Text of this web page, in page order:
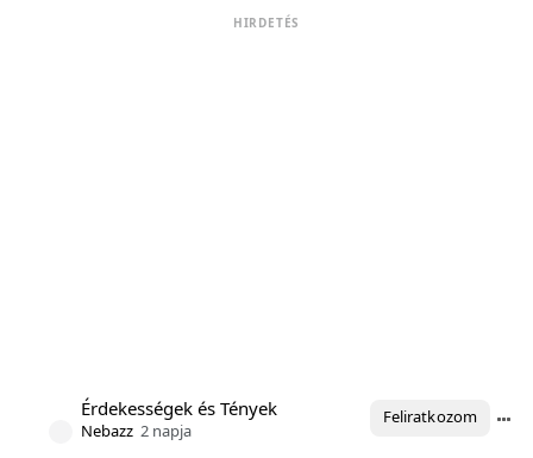
HIRDETÉS
Érdekességek és Tények
Nebazz 2 napja
Feliratkozom